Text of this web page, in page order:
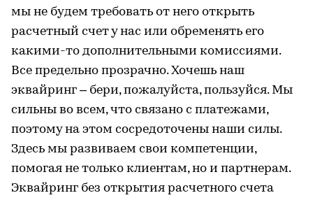
мы не будем требовать от него открыть
расчетный счет у нас или обременять его
какими-то дополнительными комиссиями.
Все предельно прозрачно. Хочешь наш
эквайринг – бери, пожалуйста, пользуйся. Мы
сильны во всем, что связано с платежами,
поэтому на этом сосредоточены наши силы.
Здесь мы развиваем свои компетенции,
помогая не только клиентам, но и партнерам.
Эквайринг без открытия расчетного счета